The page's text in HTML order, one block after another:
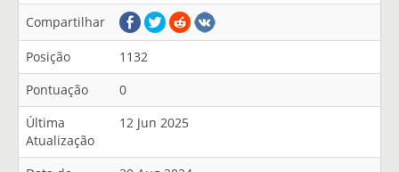
Compartilhar
Posição
1132
Pontuação
0
Última
Atualização
12 Jun 2025